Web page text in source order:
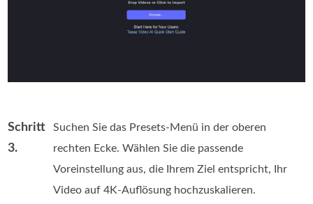
Schritt
3.
Suchen Sie das Presets-Menü in der oberen
rechten Ecke. Wählen Sie die passende
Voreinstellung aus, die Ihrem Ziel entspricht, Ihr
Video auf 4K-Auflösung hochzuskalieren.